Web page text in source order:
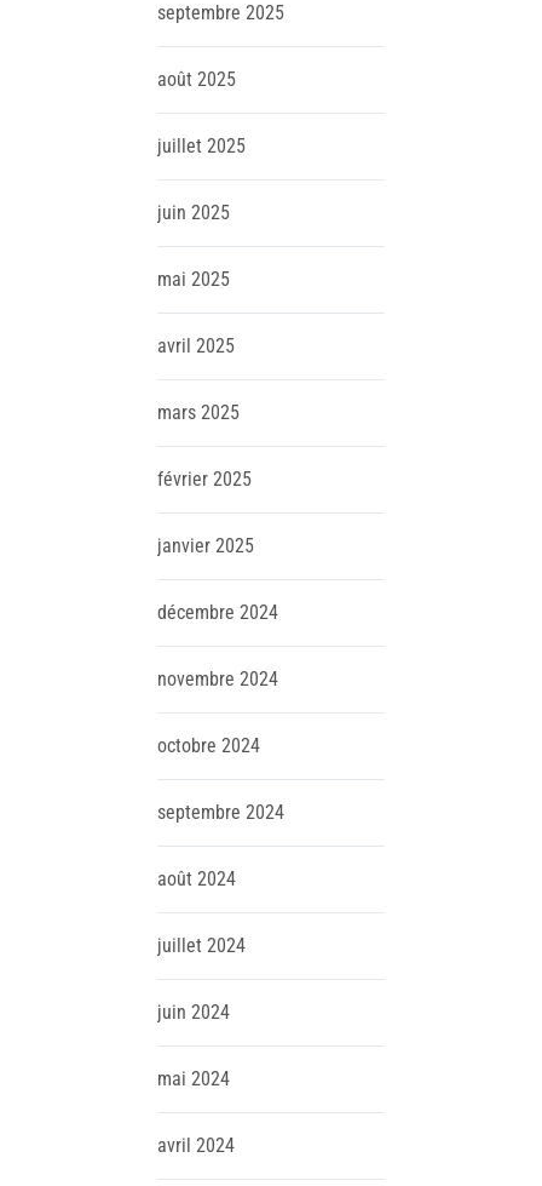
septembre 2025
août 2025
juillet 2025
juin 2025
mai 2025
avril 2025
mars 2025
février 2025
janvier 2025
décembre 2024
novembre 2024
octobre 2024
septembre 2024
août 2024
juillet 2024
juin 2024
mai 2024
avril 2024